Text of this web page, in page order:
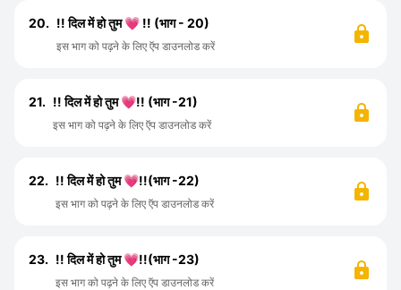
20. !! दिल में हो तुम 💗 !! (भाग - 20)
इस भाग को पढ़ने के लिए ऍप डाउनलोड करें
21. !! दिल में हो तुम 💗!! (भाग -21)
इस भाग को पढ़ने के लिए ऍप डाउनलोड करें
22. !! दिल में हो तुम 💗!!(भाग -22)
इस भाग को पढ़ने के लिए ऍप डाउनलोड करें
23. !! दिल में हो तुम 💗!!(भाग -23)
इस भाग को पढ़ने के लिए ऍप डाउनलोड करें